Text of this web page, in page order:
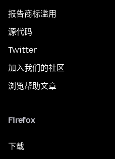
报告商标滥用
源代码
Twitter
加入我们的社区
浏览帮助文章
Firefox
下载